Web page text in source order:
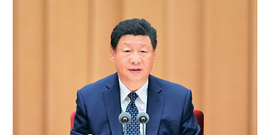
吉林 上海
安徽 福建